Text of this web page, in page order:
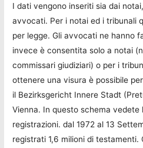
I dati vengono inseriti sia dai
avvocati. Per i notai ed i tribunali
per legge. Gli avvocati ne hanno
invece è consentita solo a notai
commissari giudiziari) o per i
ottenere una visura è possibile
il Bezirksgericht Innere Stadt
Vienna. In questo schema vedete
registrazioni. dal 1972 al 13
registrati 1,6 milioni di